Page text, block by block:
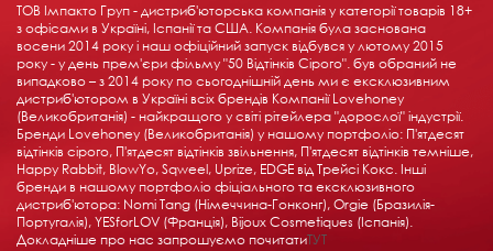
ТОВ Імпакто Груп - дистриб'юторська компанія у категорії товарів 18+ ​​
з офісами в Україні, Іспанії та США. Компанія була заснована
восени 2014 року і наш офіційний запуск відбувся у лютому 2015
року - у день прем'єри фільму "50 Відтінків Сірого". був обраний не
випадково – з 2014 року по сьогоднішній день ми є ексклюзивним
дистриб'ютором в Україні всіх брендів Компанії Lovehoney
(Великобританія) - найкращого у світі рітейлера "дорослої" індустрії.
Бренди Lovehoney (Великобританія) у нашому портфоліо: П'ятдесят
відтінків сірого, П'ятдесят відтінків звільнення, П'ятдесят відтінків темніше,
Happy Rabbit, BlowYo, Sqweel, Uprize, EDGE від Трейсі Кокс. Інші
бренди в нашому портфоліо фіціального та ексклюзивного
дистриб'ютора: Nomi Tang (Німеччина-Гонконг), Orgie (Бразилія-
Португалія), YESforLOV (Франція), Bijoux Cosmetiques (Іспанія).
Докладніше про нас запрошуємо почитатиТУТ